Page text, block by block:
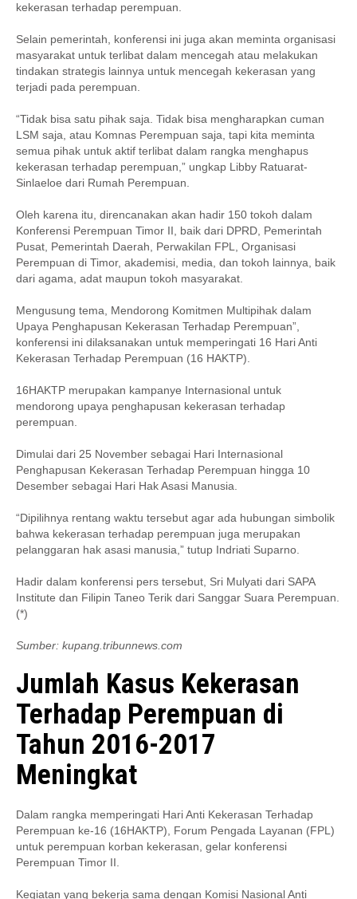
kekerasan terhadap perempuan.
Selain pemerintah, konferensi ini juga akan meminta organisasi
masyarakat untuk terlibat dalam mencegah atau melakukan
tindakan strategis lainnya untuk mencegah kekerasan yang
terjadi pada perempuan.
“Tidak bisa satu pihak saja. Tidak bisa mengharapkan cuman
LSM saja, atau Komnas Perempuan saja, tapi kita meminta
semua pihak untuk aktif terlibat dalam rangka menghapus
kekerasan terhadap perempuan,” ungkap Libby Ratuarat-
Sinlaeloe dari Rumah Perempuan.
Oleh karena itu, direncanakan akan hadir 150 tokoh dalam
Konferensi Perempuan Timor II, baik dari DPRD, Pemerintah
Pusat, Pemerintah Daerah, Perwakilan FPL, Organisasi
Perempuan di Timor, akademisi, media, dan tokoh lainnya, baik
dari agama, adat maupun tokoh masyarakat.
Mengusung tema, Mendorong Komitmen Multipihak dalam
Upaya Penghapusan Kekerasan Terhadap Perempuan”,
konferensi ini dilaksanakan untuk memperingati 16 Hari Anti
Kekerasan Terhadap Perempuan (16 HAKTP).
16HAKTP merupakan kampanye Internasional untuk
mendorong upaya penghapusan kekerasan terhadap
perempuan.
Dimulai dari 25 November sebagai Hari Internasional
Penghapusan Kekerasan Terhadap Perempuan hingga 10
Desember sebagai Hari Hak Asasi Manusia.
“Dipilihnya rentang waktu tersebut agar ada hubungan simbolik
bahwa kekerasan terhadap perempuan juga merupakan
pelanggaran hak asasi manusia,” tutup Indriati Suparno.
Hadir dalam konferensi pers tersebut, Sri Mulyati dari SAPA
Institute dan Filipin Taneo Terik dari Sanggar Suara Perempuan.
(*)
Sumber: kupang.tribunnews.com
Jumlah Kasus Kekerasan
Terhadap Perempuan di
Tahun 2016-2017
Meningkat
Dalam rangka memperingati Hari Anti Kekerasan Terhadap
Perempuan ke-16 (16HAKTP), Forum Pengada Layanan (FPL)
untuk perempuan korban kekerasan, gelar konferensi
Perempuan Timor II.
Kegiatan yang bekerja sama dengan Komisi Nasional Anti